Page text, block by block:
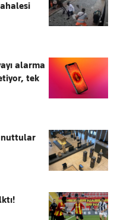
alarma
tek